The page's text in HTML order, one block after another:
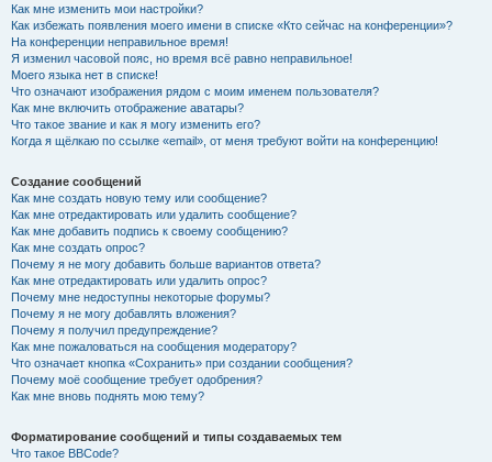
Как мне изменить мои настройки?
Как избежать появления моего имени в списке «Кто сейчас на конференции»?
На конференции неправильное время!
Я изменил часовой пояс, но время всё равно неправильное!
Моего языка нет в списке!
Что означают изображения рядом с моим именем пользователя?
Как мне включить отображение аватары?
Что такое звание и как я могу изменить его?
Когда я щёлкаю по ссылке «email», от меня требуют войти на конференцию!
Создание сообщений
Как мне создать новую тему или сообщение?
Как мне отредактировать или удалить сообщение?
Как мне добавить подпись к своему сообщению?
Как мне создать опрос?
Почему я не могу добавить больше вариантов ответа?
Как мне отредактировать или удалить опрос?
Почему мне недоступны некоторые форумы?
Почему я не могу добавлять вложения?
Почему я получил предупреждение?
Как мне пожаловаться на сообщения модератору?
Что означает кнопка «Сохранить» при создании сообщения?
Почему моё сообщение требует одобрения?
Как мне вновь поднять мою тему?
Форматирование сообщений и типы создаваемых тем
Что такое BBCode?